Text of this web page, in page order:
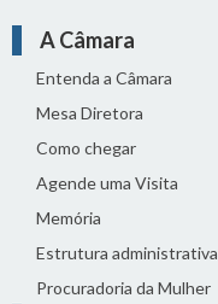
A Câmara
Entenda a Câmara
Mesa Diretora
Como chegar
Agende uma Visita
Memória
Estrutura administrativa
Procuradoria da Mulher